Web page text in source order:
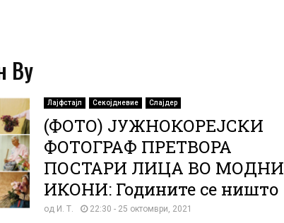
Ву
Лајфстајл Секојдневие Слајдер
(ФОТО) ЈУЖНОКОРЕЈСКИ
ФОТОГРАФ ПРЕТВОРА
ПОСТАРИ ЛИЦА ВО МОДНИ
ИКОНИ: Годините се ништо
од И. Т. 22:30 - 25 октомври, 2021